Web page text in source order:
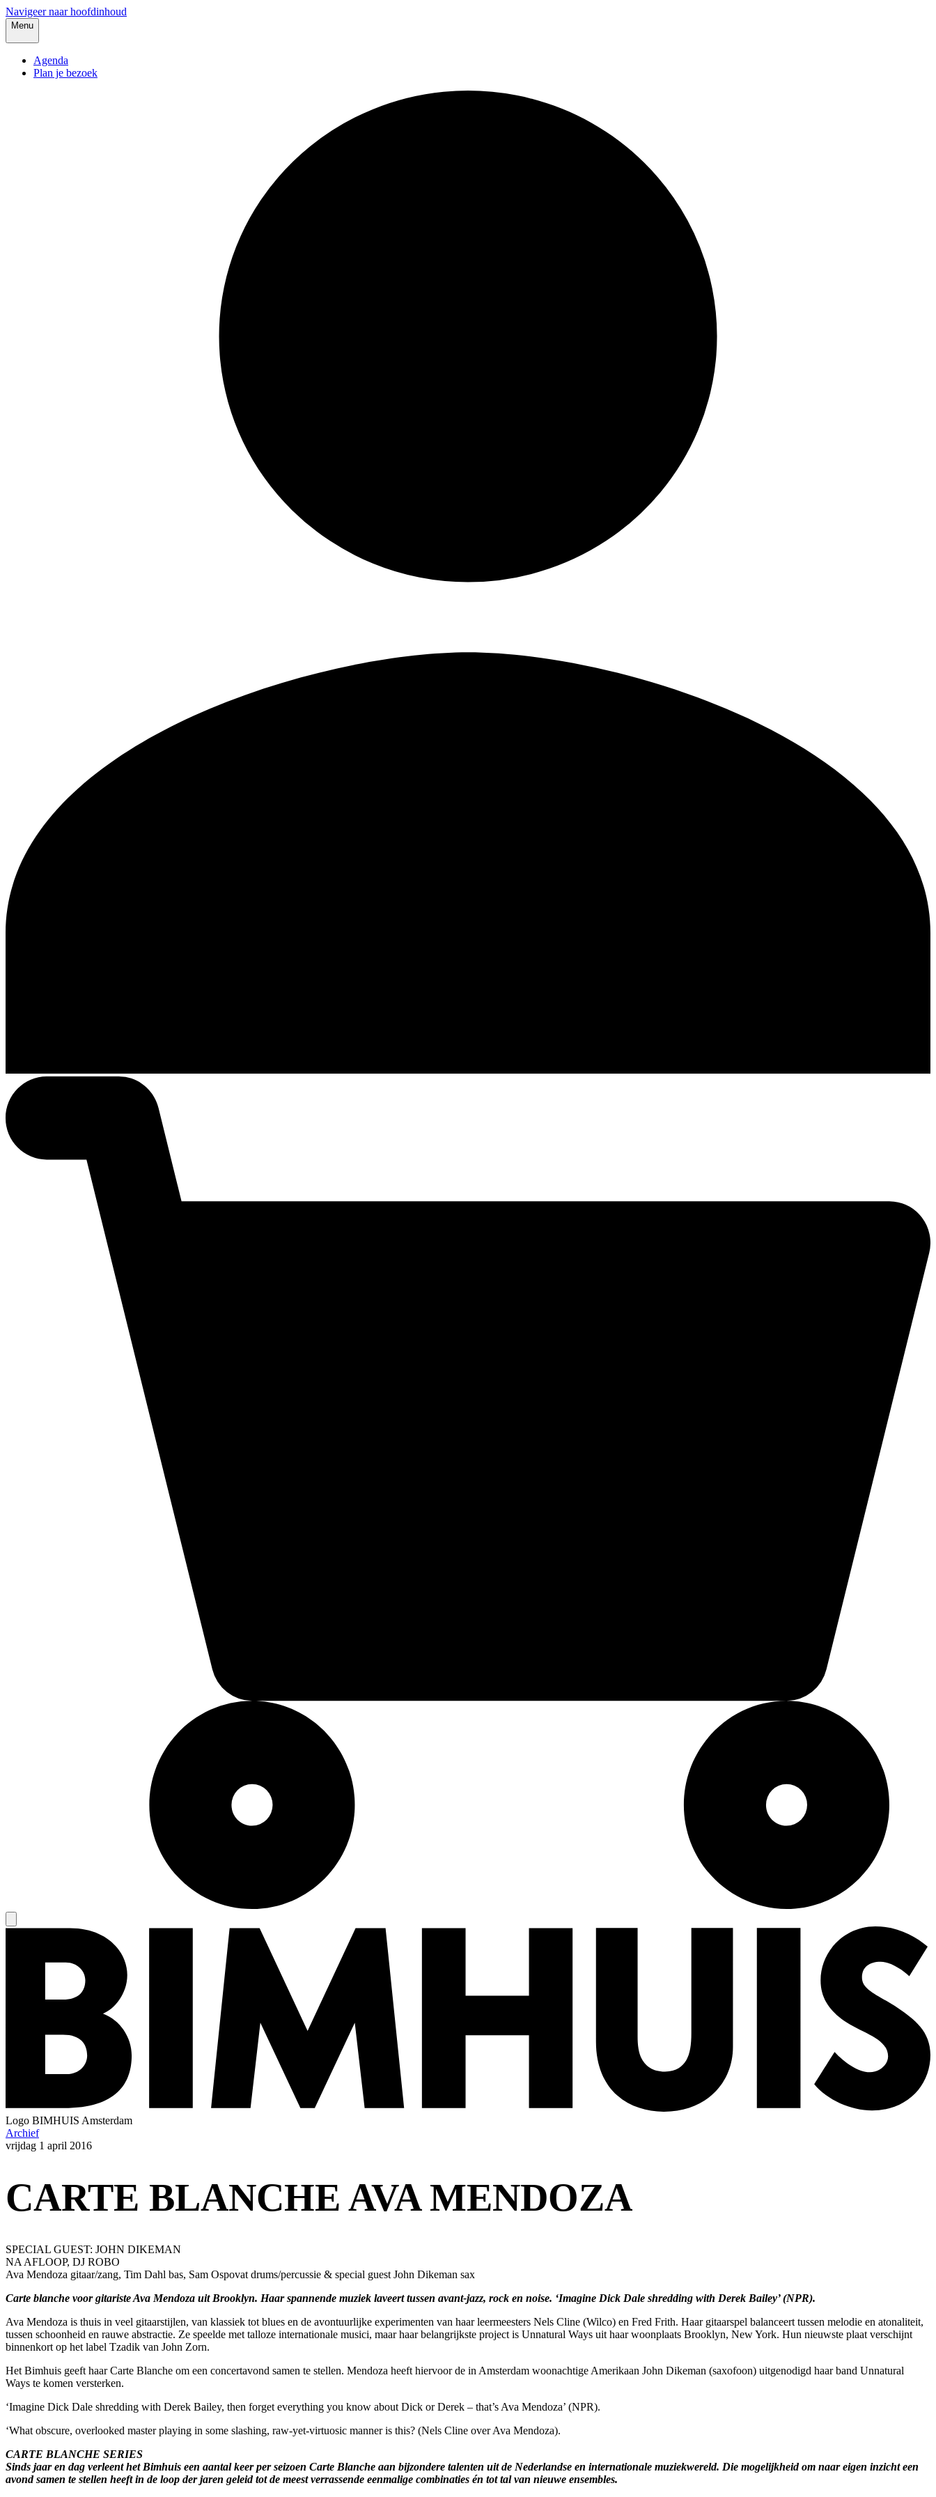
Navigeer naar hoofdinhoud
Menu
Agenda
Plan je bezoek
Logo BIMHUIS Amsterdam
Archief
vrijdag 1 april 2016
CARTE BLANCHE AVA MENDOZA
SPECIAL GUEST: JOHN DIKEMAN
NA AFLOOP, DJ ROBO
Ava Mendoza gitaar/zang, Tim Dahl bas, Sam Ospovat drums/percussie & special guest John Dikeman sax
Carte blanche voor gitariste Ava Mendoza uit Brooklyn. Haar spannende muziek laveert tussen avant-jazz, rock en noise. ‘Imagine Dick Dale shredding with Derek Bailey’ (NPR).
Ava Mendoza is thuis in veel gitaarstijlen, van klassiek tot blues en de avontuurlijke experimenten van haar leermeesters Nels Cline (Wilco) en Fred Frith. Haar gitaarspel balanceert tussen melodie en atonaliteit,
tussen schoonheid en rauwe abstractie. Ze speelde met talloze internationale musici, maar haar belangrijkste project is Unnatural Ways uit haar woonplaats Brooklyn, New York. Hun nieuwste plaat verschijnt
binnenkort op het label Tzadik van John Zorn.
Het Bimhuis geeft haar Carte Blanche om een concertavond samen te stellen. Mendoza heeft hiervoor de in Amsterdam woonachtige Amerikaan John Dikeman (saxofoon) uitgenodigd haar band Unnatural
Ways te komen versterken.
‘Imagine Dick Dale shredding with Derek Bailey, then forget everything you know about Dick or Derek – that’s Ava Mendoza’ (NPR).
‘What obscure, overlooked master playing in some slashing, raw-yet-virtuosic manner is this? (Nels Cline over Ava Mendoza).
CARTE BLANCHE SERIES
Sinds jaar en dag verleent het Bimhuis een aantal keer per seizoen Carte Blanche aan bijzondere talenten uit de Nederlandse en internationale muziekwereld. Die mogelijkheid om naar eigen inzicht een
avond samen te stellen heeft in de loop der jaren geleid tot de meest verrassende eenmalige combinaties én tot tal van nieuwe ensembles.